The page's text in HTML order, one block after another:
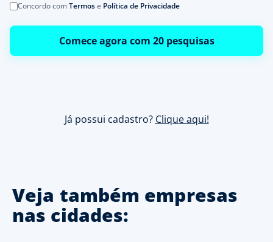
Concordo comTermose Política de Privacidade
Comece agora com 20 pesquisas
Já possui cadastro? Clique aqui!
Veja também empresas
nas cidades: